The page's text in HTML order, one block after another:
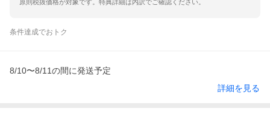
原則税抜価格が対象です。特典詳細は内訳でご確認ください。
条件達成でおトク
8/10〜8/11の間に発送予定
詳細を見る